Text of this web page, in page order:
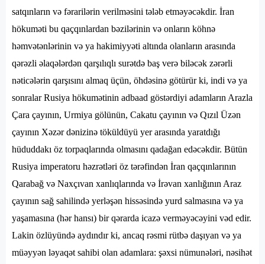
satqınların və fərarilərin verilməsini tələb etməyəcəkdir. İran
hökuməti bu qaçqınlardan bəzilərinin və onların köhnə
həmvətənlərinin və ya hakimiyyəti altında olanların arasında
qərəzli əlaqələrdən qarşılıqlı surətdə baş verə biləcək zərərli
nəticələrin qarşısını almaq üçün, öhdəsinə götürür ki, indi və ya
sonralar Rusiya hökumətinin adbaad göstərdiyi adamların Arazla
Çara çayının, Urmiya gölünün, Cakatu çayının və Qızıl Üzən
çayının Xəzər dənizinə töküldüyü yer arasında yaratdığı
hüduddakı öz torpaqlarında olmasını qadağan edəcəkdir. Bütün
Rusiya imperatoru həzrətləri öz tərəfindən İran qaçqınlarının
Qarabağ və Naxçıvan xanlıqlarında və İrəvan xanlığının Araz
çayının sağ sahilində yerləşən hissəsində yurd salmasına və ya
yaşamasına (hər hansı) bir qərarda icazə verməyəcəyini vəd edir.
Lakin özlüyündə aydındır ki, ancaq rəsmi rütbə daşıyan və ya
müəyyən ləyaqət sahibi olan adamlara: şəxsi nümunələri, nəsihət